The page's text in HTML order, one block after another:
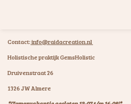
Contact:info@raidacreation.nl
Holistische praktijk GemsHolistic
Druivenstraat 26
1326 JW Almere